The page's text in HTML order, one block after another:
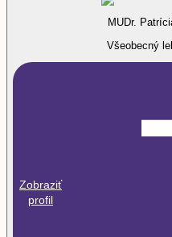
MUDr.
Všeobecný
Zobraziť
profil